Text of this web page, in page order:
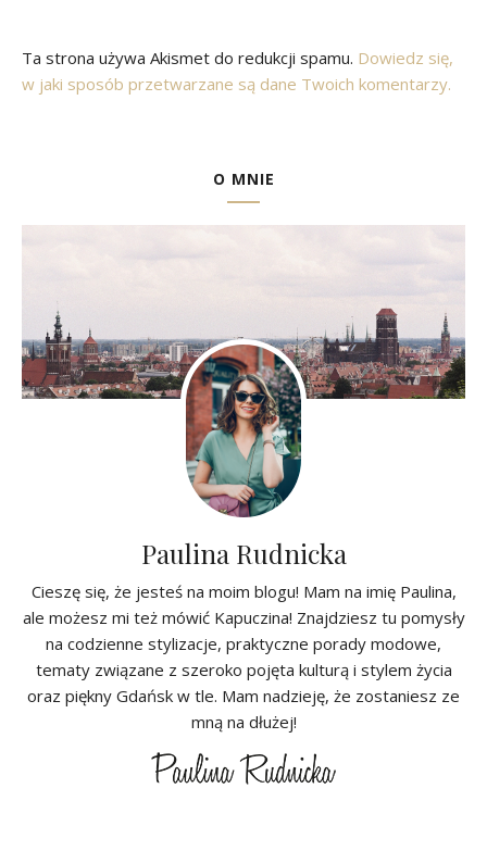
Ta strona używa Akismet do redukcji spamu. Dowiedz się,
w jaki sposób przetwarzane są dane Twoich komentarzy.
O MNIE
Paulina Rudnicka
Cieszę się, że jesteś na moim blogu! Mam na imię Paulina,
ale możesz mi też mówić Kapuczina! Znajdziesz tu pomysły
na codzienne stylizacje, praktyczne porady modowe,
tematy związane z szeroko pojęta kulturą i stylem życia
oraz piękny Gdańsk w tle. Mam nadzieję, że zostaniesz ze
mną na dłużej!